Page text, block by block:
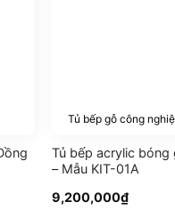
Tủ bếp gỗ công
Tủ bếp acrylic bóng
– Mẫu KIT-01A
9,200,000₫